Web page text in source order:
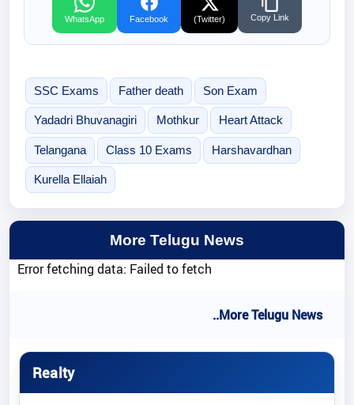
WhatsApp Facebook (Twitter) Copy Link
SSC Exams Father death Son Exam
Yadadri Bhuvanagiri Mothkur Heart Attack
Telangana Class 10 Exams Harshavardhan
Kurella Ellaiah
More Telugu News
Error fetching data: Failed to fetch
..More Telugu News
Realty